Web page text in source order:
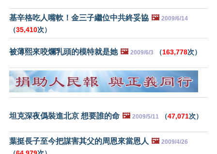
基辛格吃人嘴軟！金三子繼位中共終妥協 🖼️ 2009/6/14
（35,410次）
被薄熙來咬爛乳頭的模特就是她 🖼️ 2009/6/3 （163,778次）
坦克深夜僞裝進北京 想要誰的命 🖼️ 2009/5/11 （47,071次）
葉挺長子至今把謀害其父的周恩來當恩人 🖼️ 2009/4/26